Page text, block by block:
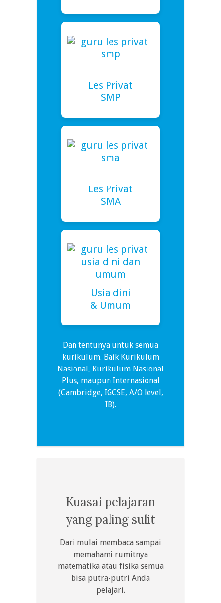
Les Privat
SMP
Les Privat
SMA
Usia dini
& Umum
Dan tentunya untuk semua
kurikulum. Baik Kurikulum
Nasional, Kurikulum Nasional
Plus, maupun Internasional
(Cambridge, IGCSE, A/O level,
IB).
Kuasai pelajaran
yang paling sulit
Dari mulai membaca sampai
memahami rumitnya
matematika atau fisika semua
bisa putra-putri Anda
pelajari.